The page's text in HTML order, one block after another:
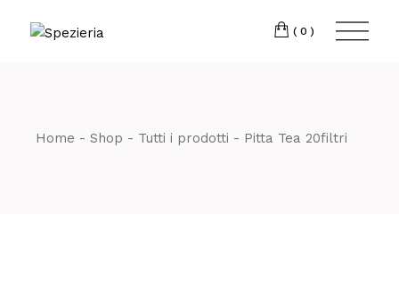
(0)
Home Shop Tutti i prodotti Pitta Tea 20filtri
Telefono